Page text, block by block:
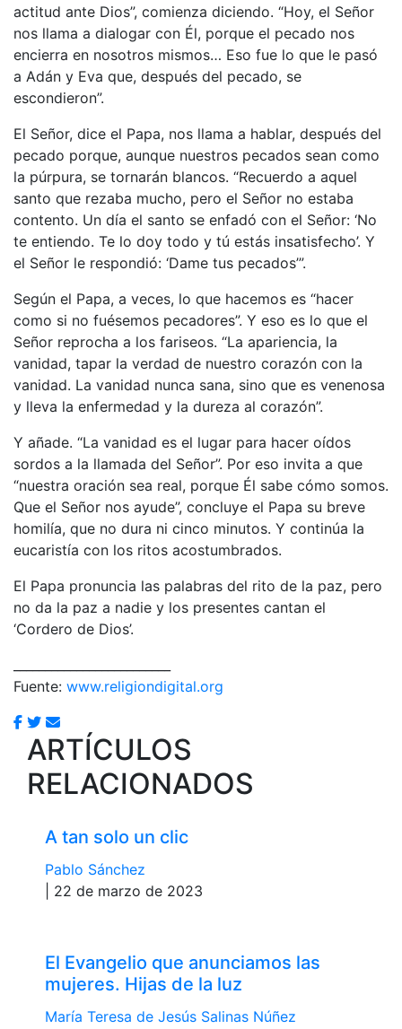
actitud ante Dios”, comienza diciendo. “Hoy, el Señor
nos llama a dialogar con Él, porque el pecado nos
encierra en nosotros mismos… Eso fue lo que le pasó
a Adán y Eva que, después del pecado, se
escondieron”.
El Señor, dice el Papa, nos llama a hablar, después del
pecado porque, aunque nuestros pecados sean como
la púrpura, se tornarán blancos. “Recuerdo a aquel
santo que rezaba mucho, pero el Señor no estaba
contento. Un día el santo se enfadó con el Señor: ‘No
te entiendo. Te lo doy todo y tú estás insatisfecho’. Y
el Señor le respondió: ‘Dame tus pecados’”.
Según el Papa, a veces, lo que hacemos es “hacer
como si no fuésemos pecadores”. Y eso es lo que el
Señor reprocha a los fariseos. “La apariencia, la
vanidad, tapar la verdad de nuestro corazón con la
vanidad. La vanidad nunca sana, sino que es venenosa
y lleva la enfermedad y la dureza al corazón”.
Y añade. “La vanidad es el lugar para hacer oídos
sordos a la llamada del Señor”. Por eso invita a que
“nuestra oración sea real, porque Él sabe cómo somos.
Que el Señor nos ayude”, concluye el Papa su breve
homilía, que no dura ni cinco minutos. Y continúa la
eucaristía con los ritos acostumbrados.
El Papa pronuncia las palabras del rito de la paz, pero
no da la paz a nadie y los presentes cantan el
‘Cordero de Dios’.
Fuente: www.religiondigital.org
ARTÍCULOS
RELACIONADOS
A tan solo un clic
Pablo Sánchez
| 22 de marzo de 2023
El Evangelio que anunciamos las
mujeres. Hijas de la luz
María Teresa de Jesús Salinas Núñez